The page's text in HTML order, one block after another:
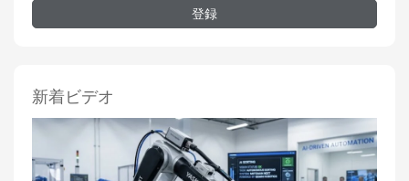
登録
新着ビデオ